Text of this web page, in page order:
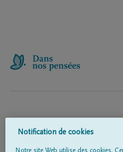
Notification de cookies